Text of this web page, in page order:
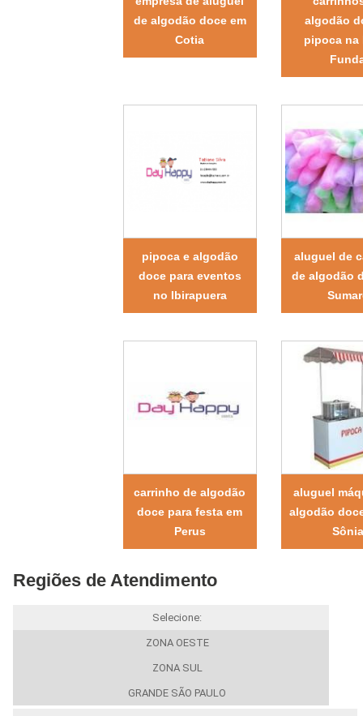
de algodão doce em
Cotia
algodão
pipoca na
pipoca e algodão
doce para eventos
no Ibirapuera
aluguel de
de algodão
carrinho de algodão
doce para festa em
Perus
aluguel
algodão
Sônia
Regiões de Atendimento
Selecione:
ZONA OESTE
ZONA SUL
GRANDE SÃO PAULO